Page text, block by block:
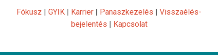
Fókusz | GYIK | Karrier | Panaszkezelés | Visszaélés-
bejelentés | Kapcsolat